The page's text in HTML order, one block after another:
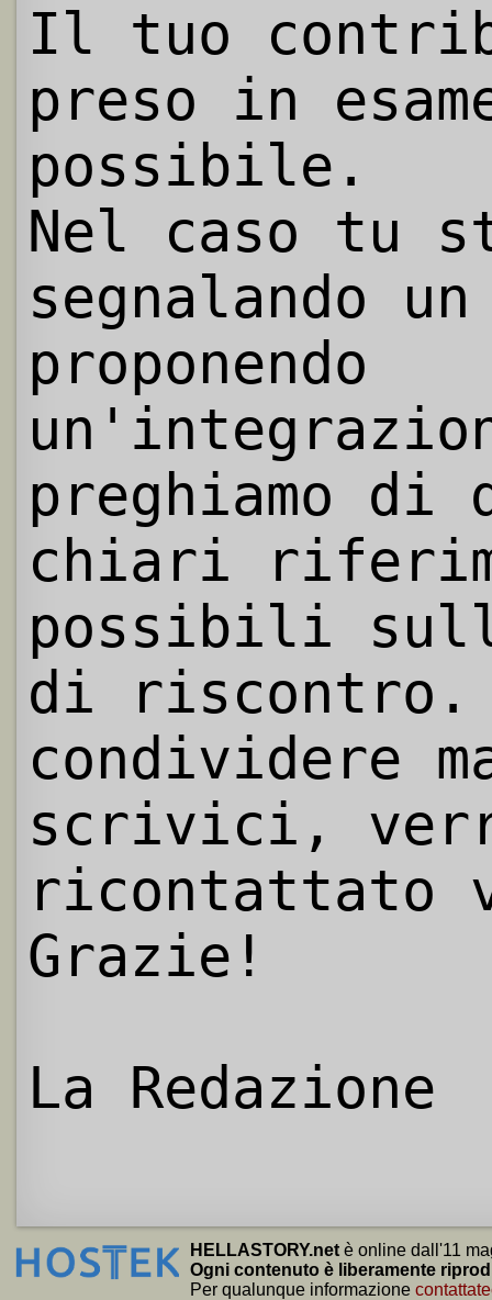
Il tuo
preso in
possibile.
Nel caso tu
segnalando
proponendo
preghiamo
chiari
possibili
di riscontro.
condividere
scrivici,
ricontattato
Grazie!
La Redazione
HELLASTORY.net è online dall'11
Ogni contenuto è liberamente
Per qualunque informazione